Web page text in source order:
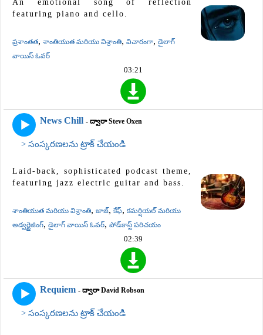
An emotional song of reflection
featuring piano and cello.
ప్రశాంతత, శాంతియుత మరియు విశ్రాంతి, విచారంగా, డైలాగ్
వాయిస్ ఓవర్
03:21
News Chill - ద్వారా Steve Oxen
> సంస్కరణలను ట్రాక్ చేయండి
Laid-back, sophisticated podcast theme,
featuring jazz electric guitar and bass.
శాంతియుత మరియు విశ్రాంతి, జాజ్, కేఫ్, కమర్షియల్ మరియు
అడ్వర్టైజింగ్, డైలాగ్ వాయిస్ ఓవర్, పోడ్‌కాస్ట్ పరిచయం
02:39
Requiem - ద్వారా David Robson
> సంస్కరణలను ట్రాక్ చేయండి